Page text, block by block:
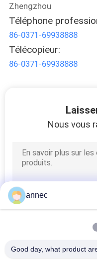
Zhengzhou
Téléphone
86-0371-69938888
Télécopieur:
86-0371-69938888
Nous vous
annec
Good day, what product